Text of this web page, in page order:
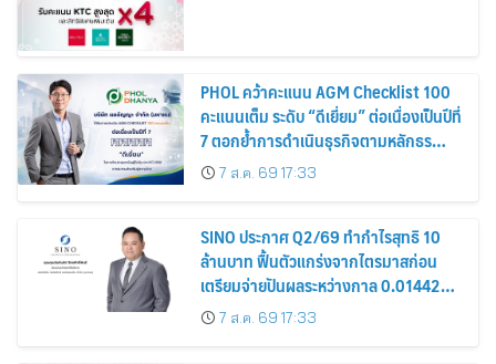
PHOL คว้าคะแนน AGM Checklist 100
คะแนนเต็ม ระดับ “ดีเยี่ยม” ต่อเนื่องเป็นปีที่
7 ตอกย้ำการดำเนินธุรกิจตามหลักธร
รมาภิบาล โปร่งใส สร้างความเชื่อมั่นผู้ถือ
หุ้น
7 ส.ค. 69 17:33
SINO ประกาศ Q2/69 ทำกำไรสุทธิ 10
ล้านบาท ฟื้นตัวแกร่งจากไตรมาสก่อน
เตรียมจ่ายปันผลระหว่างกาล 0.014423
บาทต่อหุ้น ครึ่งปีหลังมุ่งเติบโตต่อเนื่อง
7 ส.ค. 69 17:33